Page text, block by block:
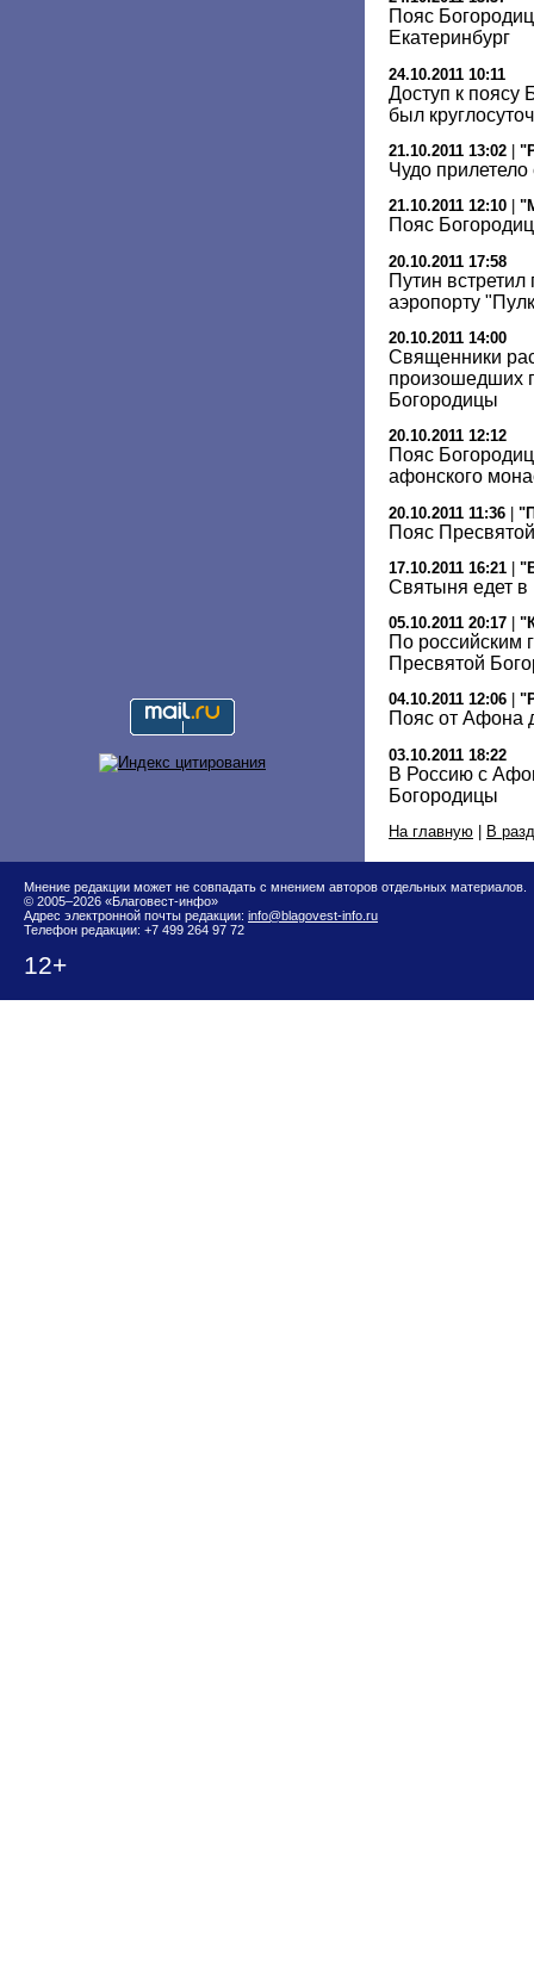
Пояс
Екатеринбург
24.10.2011 10:11
Доступ к поясу
был
21.10.2011 13:02
Чудо
21.10.2011 12:10
Пояс
20.10.2011 17:58
Путин
аэропорту
20.10.2011 14:00
Священники
произошедших
Богородицы
20.10.2011 12:12
Пояс
афонского
20.10.2011 11:36 |
Пояс
17.10.2011 16:21
Святыня едет в
05.10.2011 20:17
По российским
Пресвятой
04.10.2011 12:06
Пояс от Афона
03.10.2011 18:22
В Россию с
Богородицы
На главную В
Мнение редакции может не совпадать с мнением авторов отдельных материалов.
© 2005–2026 «Благовест-инфо»
Адрес электронной почты редакции: info@blagovest-info.ru
Телефон редакции: +7 499 264 97 72
12+